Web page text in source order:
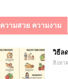
ความสวย ความงาม
วิธีล
สิงหา